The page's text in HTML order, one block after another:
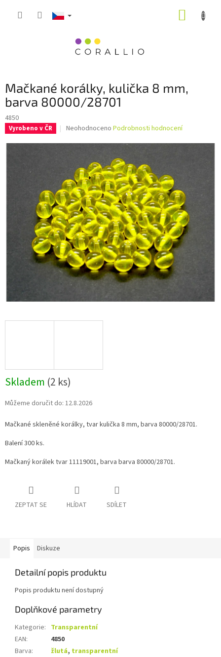
Mačkané korálky, kulička 8 mm,
barva 80000/28701
4850
Vyrobeno v ČR
Průměrné
produktu
5
hvězdiček.
Neohodnoceno Podrobnosti hodnocení
Skladem (2 ks)
Můžeme doručit do: 12.8.2026
Mačkané skleněné korálky, tvar kulička 8 mm, barva 80000/28701.
Balení 300 ks.
Mačkaný korálek tvar 11119001, barva barva 80000/28701.
ZEPTAT SE HLÍDAT SDÍLET
Popis Diskuze
Detailní popis produktu
Popis produktu není dostupný
Doplňkové parametry
Kategorie: Transparentní
EAN:
4850
Barva: žlutá, transparentní